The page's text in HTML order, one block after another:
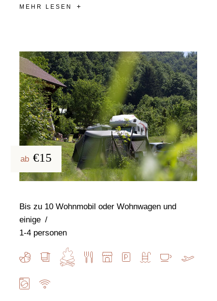
MEHR LESEN
ab €15
Bis zu 10 Wohnmobil oder Wohnwagen und
einige
1-4 personen